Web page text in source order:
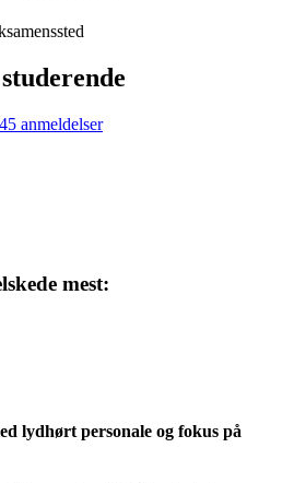
45 anmeldelser
mest:
lydhørt personale og fokus på